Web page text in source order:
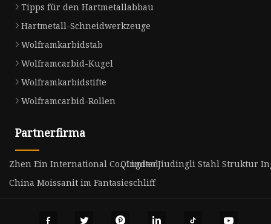
Tipps für den Hartmetallabbau
Hartmetall-Schneidwerkzeuge
Wolframkarbidstab
Wolframcarbid-Kugel
Wolframkarbidstifte
Wolframcarbid-Rollen
Partnerfirma
Zhen Ein International Co., LimitedQingdao Jiudingli Stahl Struktur
China Moissanit im Fantasieschliff